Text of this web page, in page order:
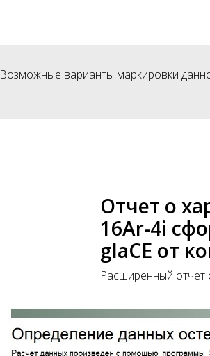
Возможные варианты маркировки
Отчет о
16Ar-4i
glaCE от
Расширенный отчет